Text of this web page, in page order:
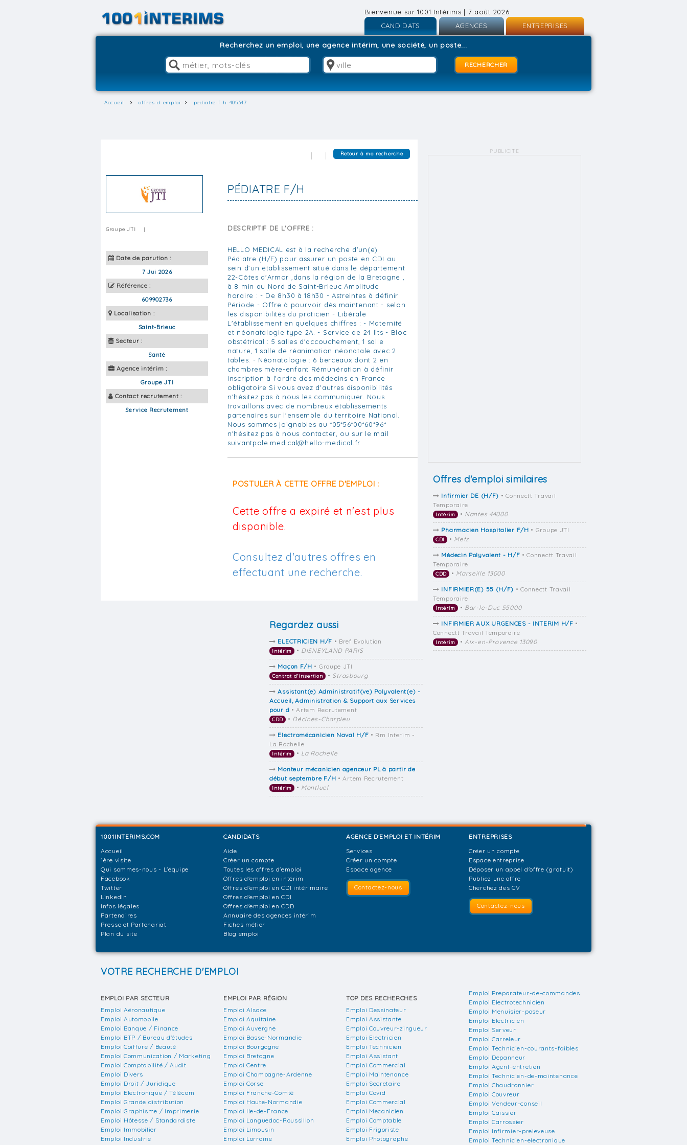
Bienvenue sur 1001 Intérims | 7 août 2026
CANDIDATS
Inscription
AGENCES
Inscription
Connexion
ENTREPRISES
Recherchez un emploi, une agence intérim, une société, un poste...
Accueil offres-d-emploi pediatre-f-h-405347
Retour à ma recherche
PÉDIATRE F/H
Groupe JTI |
Date de parution :
7 Jui 2026
Référence :
609902736
Localisation :
Saint-Brieuc
Secteur :
Santé
Agence intérim :
Groupe JTI
Contact recrutement :
Service Recrutement
DESCRIPTIF DE L'OFFRE :
HELLO MEDICAL est à la recherche d'un(e)
Pédiatre (H/F) pour assurer un poste en CDI au
sein d'un établissement situé dans le département
22-Côtes d'Armor ,dans la région de la Bretagne ,
à 8 min au Nord de Saint-Brieuc Amplitude
horaire : - De 8h30 à 18h30 - Astreintes à définir
Période - Offre à pourvoir dès maintenant - selon
les disponibilités du praticien - Libérale
L'établissement en quelques chiffres : - Maternité
et néonatalogie type 2A. - Service de 24 lits - Bloc
obstétrical : 5 salles d'accouchement, 1 salle
nature, 1 salle de réanimation néonatale avec 2
tables. - Néonatalogie : 6 berceaux dont 2 en
chambres mère-enfant Rémunération à définir
Inscription à l'ordre des médecins en France
obligatoire Si vous avez d'autres disponibilités
n'hésitez pas à nous les communiquer. Nous
travaillons avec de nombreux établissements
partenaires sur l'ensemble du territoire National.
Nous sommes joignables au *05*56*00*60*96*
n'hésitez pas à nous contacter, ou sur le mail
suivantpole.medical@hello-medical.fr
POSTULER À CETTE OFFRE D'EMPLOI :
Cette offre a expiré et n'est plus
disponible.
Consultez d'autres offres en
effectuant une recherche.
PUBLICITÉ
Offres d'emploi similaires
Infirmier DE (H/F) • Connectt Travail
Temporaire
Intérim • Nantes 44000
Pharmacien Hospitalier F/H • Groupe JTI
CDI • Metz
Médecin Polyvalent - H/F • Connectt Travail
Temporaire
CDD • Marseille 13000
INFIRMIER(E) 55 (H/F) • Connectt Travail
Temporaire
Intérim • Bar-le-Duc 55000
INFIRMIER AUX URGENCES - INTERIM H/F •
Connectt Travail Temporaire
Intérim •Aix-en-Provence 13090
Regardez aussi
ELECTRICIEN H/F • Bref Evolution
Intérim • DISNEYLAND PARIS
Maçon F/H • Groupe JTI
Contrat d'insertion • Strasbourg
Assistant(e) Administratif(ve) Polyvalent(e) -
Accueil, Administration & Support aux Services
pour d • Artem Recrutement
CDD • Décines-Charpieu
Electromécanicien Naval H/F • Rm Interim -
La Rochelle
Intérim • La Rochelle
Monteur mécanicien agenceur PL à partir de
début septembre F/H • Artem Recrutement
Intérim • Montluel
1001INTERIMS.COM
Accueil
1ère visite
Qui sommes-nous - L'équipe
Facebook
Twitter
Linkedin
Infos légales
Partenaires
Presse et Partenariat
Plan du site
CANDIDATS
Aide
Créer un compte
Toutes les offres d'emploi
Offres d'emploi en intérim
Offres d'emploi en CDI intérimaire
Offres d'emploi en CDI
Offres d'emploi en CDD
Annuaire des agences intérim
Fiches métier
Blog emploi
AGENCE D'EMPLOI ET INTÉRIM
Services
Créer un compte
Espace agence
Contactez-nous
ENTREPRISES
Créer un compte
Espace entreprise
Déposer un appel d'offre (gratuit)
Publiez une offre
Cherchez des CV
Contactez-nous
VOTRE RECHERCHE D'EMPLOI
EMPLOI PAR SECTEUR
Emploi Aéronautique
Emploi Automobile
Emploi Banque / Finance
Emploi BTP / Bureau d'études
Emploi Coiffure / Beauté
Emploi Communication / Marketing
Emploi Comptabilité / Audit
Emploi Divers
Emploi Droit / Juridique
Emploi Electronique / Télécom
Emploi Grande distribution
Emploi Graphisme / Imprimerie
Emploi Hôtesse / Standardiste
Emploi Immobilier
Emploi Industrie
EMPLOI PAR RÉGION
Emploi Alsace
Emploi Aquitaine
Emploi Auvergne
Emploi Basse-Normandie
Emploi Bourgogne
Emploi Bretagne
Emploi Centre
Emploi Champagne-Ardenne
Emploi Corse
Emploi Franche-Comté
Emploi Haute-Normandie
Emploi Ile-de-France
Emploi Languedoc-Roussillon
Emploi Limousin
Emploi Lorraine
TOP DES RECHERCHES
Emploi Dessinateur
Emploi Assistante
Emploi Couvreur-zingueur
Emploi Electricien
Emploi Technicien
Emploi Assistant
Emploi Commercial
Emploi Maintenance
Emploi Secretaire
Emploi Covid
Emploi Commercial
Emploi Mecanicien
Emploi Comptable
Emploi Frigoriste
Emploi Photographe
Emploi Preparateur-de-commandes
Emploi Electrotechnicien
Emploi Menuisier-poseur
Emploi Electricien
Emploi Serveur
Emploi Carreleur
Emploi Technicien-courants-faibles
Emploi Depanneur
Emploi Agent-entretien
Emploi Technicien-de-maintenance
Emploi Chaudronnier
Emploi Couvreur
Emploi Vendeur-conseil
Emploi Caissier
Emploi Carrossier
Emploi Infirmier-preleveuse
Emploi Technicien-electronique